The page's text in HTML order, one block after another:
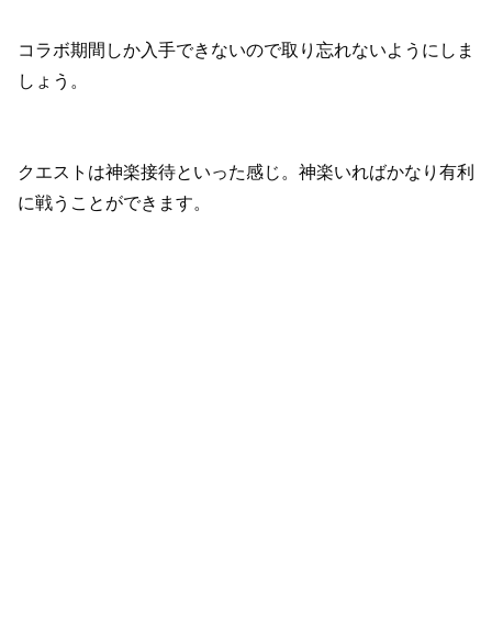
コラボ期間しか入手できないので取り忘れないようにしま
しょう。
クエストは神楽接待といった感じ。神楽いればかなり有利
に戦うことができます。